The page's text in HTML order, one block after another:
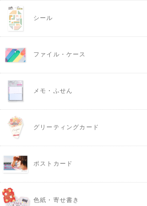
シール
ファイル・ケース
メモ・ふせん
グリーティングカード
ポストカード
色紙・寄せ書き